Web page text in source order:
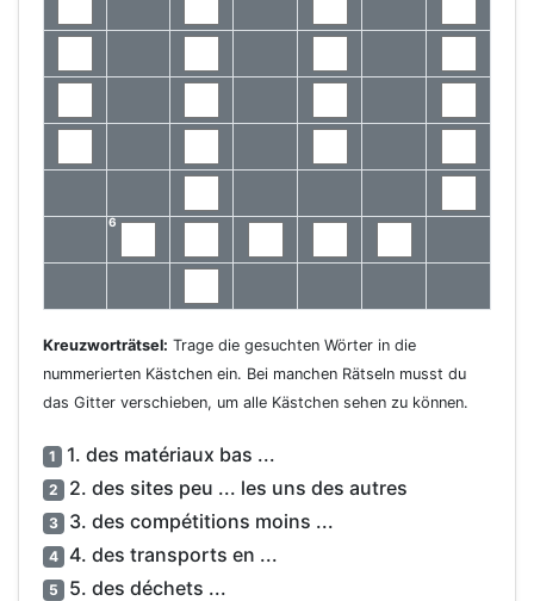
6
Kreuzworträtsel: Trage die gesuchten Wörter in die
nummerierten Kästchen ein. Bei manchen Rätseln musst du
das Gitter verschieben, um alle Kästchen sehen zu können.
1 1. des matériaux bas ...
2 2. des sites peu ... les uns des autres
3 3. des compétitions moins ...
4 4. des transports en ...
5 5. des déchets ...